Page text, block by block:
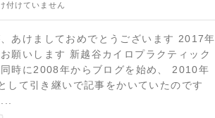
付けていません
あけましておめでとうございます 2017年
願いします 新越谷カイロプラクティック
時に2008年からブログを始め、 2010年
して引き継いで記事をかいていたのです